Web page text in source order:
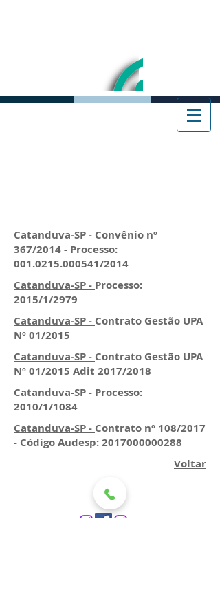
Catanduva-SP - Convênio nº
367/2014 - Processo:
001.0215.000541/2014
Catanduva-SP - Processo:
2015/1/2979
Catanduva-SP - Contrato Gestão UPA
Nº 01/2015
Catanduva-SP - Contrato Gestão UPA
Nº 01/2015 Adit 2017/2018
Catanduva-SP - Processo:
2010/1/1084
Catanduva-SP - Contrato nº 108/2017
- Código Audesp: 2017000000288
Voltar